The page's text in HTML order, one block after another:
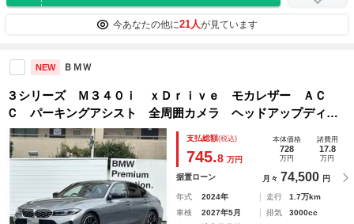
今あなたの他に21人が見ています
NEW ＢＭＷ
３シリーズ Ｍ３４０ｉ ｘＤｒｉｖｅ モカレザー ＡＣ
Ｃ パーキングアシスト 全周囲カメラ ヘッドアップディス
プレイ ハンズオフアシスト機能 １９インチＡＷ 全国２年
保証
支払総額(税込)
745.8 万円
本体価格
728
万円
諸費用
17.8
万円
据置ローン 月々 74,500 円
年式 2024年 走行
1.7万km
車検
2027年5月 排気
3000cc